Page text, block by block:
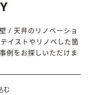
/ 天井のリノベーショ
テイストやリノベした箇
例をお探しいただけま
む